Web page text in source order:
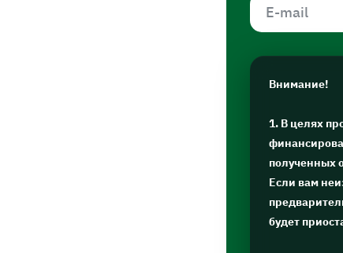
Внимание!
1. В целях
полученных
Если вам
будет